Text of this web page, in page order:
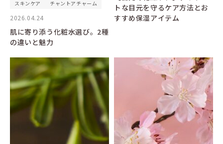
スキンケア チャントアチャーム
2026.04.24
肌に寄り添う化粧水選び。2種
の違いと魅力
トな目元を守るケア方法とお
すすめ保湿アイテム